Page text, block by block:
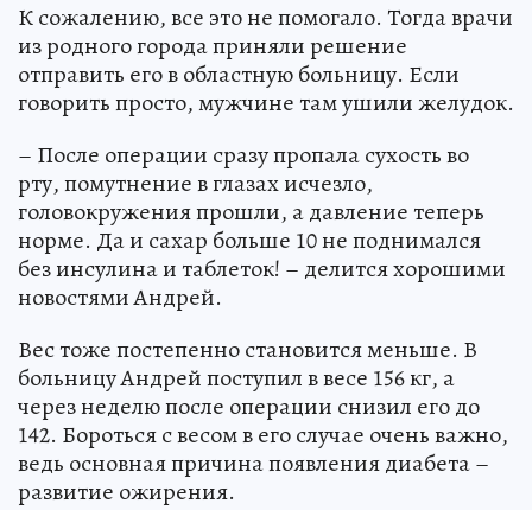
К сожалению, все это не помогало. Тогда врачи
из родного города приняли решение
отправить его в областную больницу. Если
говорить просто, мужчине там ушили желудок.
– После операции сразу пропала сухость во
рту, помутнение в глазах исчезло,
головокружения прошли, а давление теперь
норме. Да и сахар больше 10 не поднимался
без инсулина и таблеток! – делится хорошими
новостями Андрей.
Вес тоже постепенно становится меньше. В
больницу Андрей поступил в весе 156 кг, а
через неделю после операции снизил его до
142. Бороться с весом в его случае очень важно,
ведь основная причина появления диабета –
развитие ожирения.